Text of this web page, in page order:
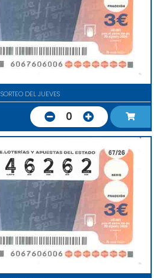
SORTEO DEL JUEVES
0